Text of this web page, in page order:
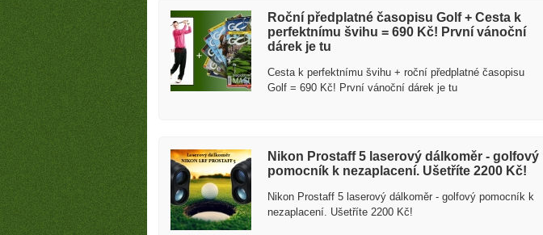
Roční předplatné časopisu Golf + Cesta k
perfektnímu švihu = 690 Kč! První vánoční
dárek je tu
Cesta k perfektnímu švihu + roční předplatné časopisu
Golf = 690 Kč! První vánoční dárek je tu
Nikon Prostaff 5 laserový dálkoměr - golfový
pomocník k nezaplacení. Ušetříte 2200 Kč!
Nikon Prostaff 5 laserový dálkoměr - golfový pomocník k
nezaplacení. Ušetříte 2200 Kč!